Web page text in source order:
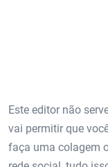
Este editor não
vai permitir que
faça uma colagem